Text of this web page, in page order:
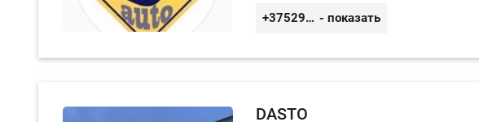
+375299395764 - показать
DASTO